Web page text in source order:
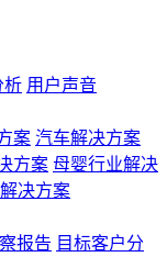
析 用户声音
案 汽车解决方案
方案 母婴行业解决
决方案
报告 目标客户分